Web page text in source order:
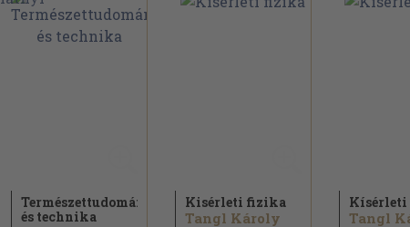
Természettudomány
és technika
Kisérleti fizika
Tangl Károly Tangl